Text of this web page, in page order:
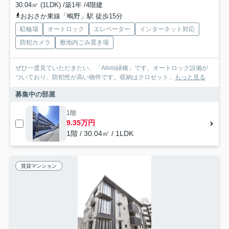
30.04㎡ (1LDK) /築1年 /4階建
おおさか東線「鴫野」駅 徒歩15分
駐輪場 オートロック エレベーター
インターネット対応
防犯カメラ
敷地内ごみ置き場
ぜひ一度見ていただきたい、「Alivis緑橋」です。オートロック設備が
ついており、防犯性が高い物件です。収納はクロゼット... もっと見る
募集中の部屋
1階
9.35万円
1階 / 30.04㎡ / 1LDK
賃貸マンション